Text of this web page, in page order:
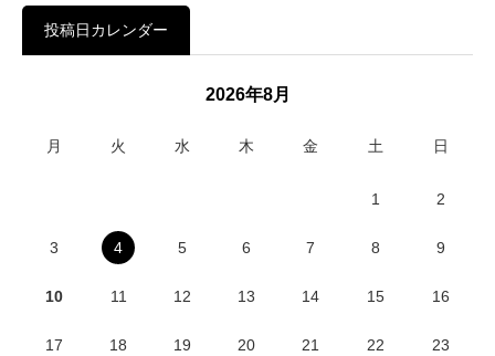
投稿日カレンダー
2026年8月
月 火 水 木 金 土 日
1 2
3 4 5 6 7 8 9
10 11 12 13 14 15 16
17 18 19 20 21 22 23